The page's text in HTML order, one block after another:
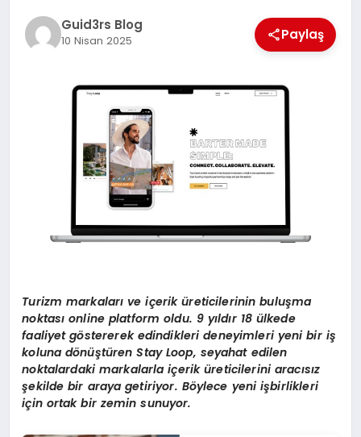
Guid3rs Blog
10 Nisan 2025 Paylaş
Turizm markaları ve içeriküreticilerinin buluşma
noktası online platform oldu. 9 yıldır 18 ülkede
faaliyet göstererek edindikleri deneyimleri yeni bir iş
koluna dönüştüren Stay Loop, seyahat edilen
noktalardaki markalarla içeriküreticilerini aracısız
şekilde bir araya getiriyor. Böylece yeni işbirlikleri
için ortak bir zemin sunuyor.